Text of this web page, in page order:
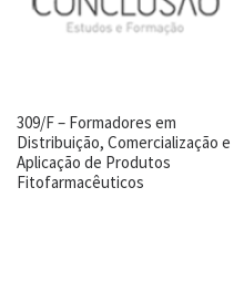
309/F – Formadores em
Distribuição, Comercialização e
Aplicação de Produtos
Fitofarmacêuticos